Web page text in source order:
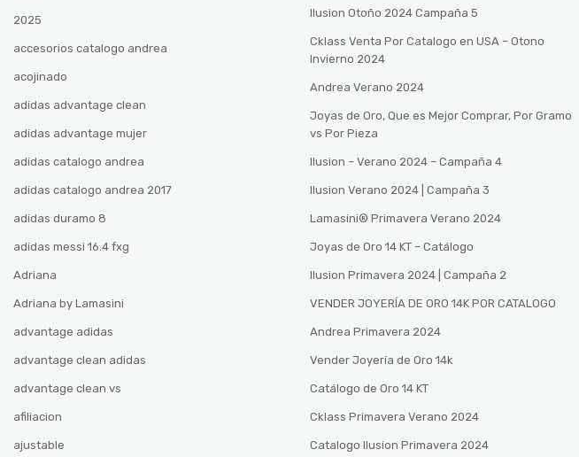
2025
accesorios catalogo andrea
acojinado
adidas advantage clean
adidas advantage mujer
adidas catalogo andrea
adidas catalogo andrea 2017
adidas duramo 8
adidas messi 16.4 fxg
Adriana
Adriana by Lamasini
advantage adidas
advantage clean adidas
advantage clean vs
afiliacion
ajustable
Ilusion Otoño 2024 Campaña 5
Cklass Venta Por Catalogo en USA – Otono
Invierno 2024
Andrea Verano 2024
Joyas de Oro, Que es Mejor Comprar, Por Gramo
vs Por Pieza
Ilusion – Verano 2024 – Campaña 4
Ilusion Verano 2024 | Campaña 3
Lamasini®️ Primavera Verano 2024
Joyas de Oro 14 KT – Catálogo
Ilusion Primavera 2024 | Campaña 2
VENDER JOYERÍA DE ORO 14K POR CATALOGO
Andrea Primavera 2024
Vender Joyería de Oro 14k
Catálogo de Oro 14 KT
Cklass Primavera Verano 2024
Catalogo Ilusion Primavera 2024